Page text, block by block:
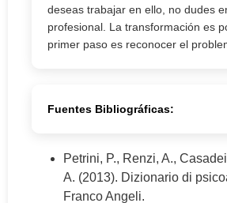
deseas trabajar en ello, no dudes
profesional. La transformación es
primer paso es reconocer el
Fuentes Bibliográficas:
Petrini, P., Renzi, A.,
A. (2013). Dizionario di
Franco Angeli.